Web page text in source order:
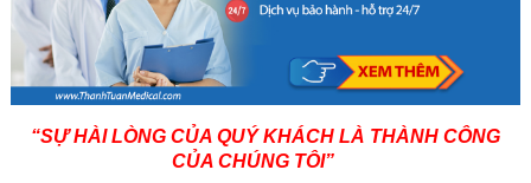
“SỰ HÀI LÒNG CỦA QUÝ KHÁCH LÀ THÀNH CÔNG
CỦA CHÚNG TÔI”